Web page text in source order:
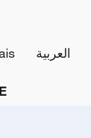
العربية